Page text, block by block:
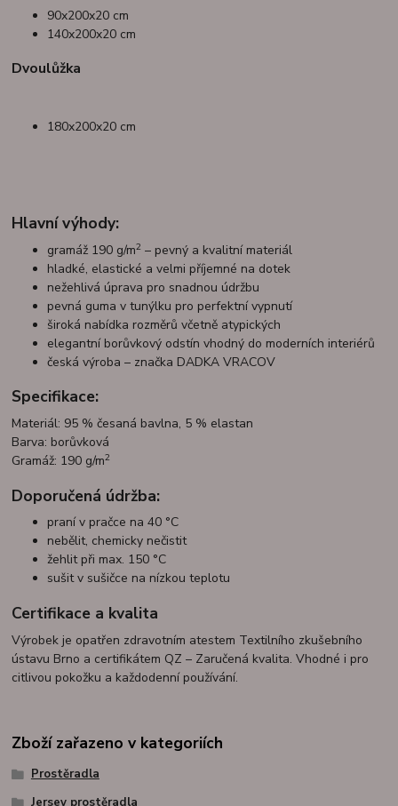
90x200x20 cm
140x200x20 cm
Dvoulůžka
180x200x20 cm
Hlavní výhody:
gramáž 190 g/m2 – pevný a kvalitní materiál
hladké, elastické a velmi příjemné na dotek
nežehlivá úprava pro snadnou údržbu
pevná guma v tunýlku pro perfektní vypnutí
široká nabídka rozměrů včetně atypických
elegantní borůvkový odstín vhodný do moderních interiérů
česká výroba – značka DADKA VRACOV
Specifikace:
Materiál: 95 % česaná bavlna, 5 % elastan
Barva: borůvková
Gramáž: 190 g/m2
Doporučená údržba:
praní v pračce na 40 °C
nebělit, chemicky nečistit
žehlit při max. 150 °C
sušit v sušičce na nízkou teplotu
Certifikace a kvalita
Výrobek je opatřen zdravotním atestem Textilního zkušebního
ústavu Brno a certifikátem QZ – Zaručená kvalita. Vhodné i pro
citlivou pokožku a každodenní používání.
Zboží zařazeno v kategoriích
Prostěradla
Jersey prostěradla